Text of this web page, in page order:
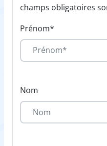
champs obligatoires
Prénom*
Nom